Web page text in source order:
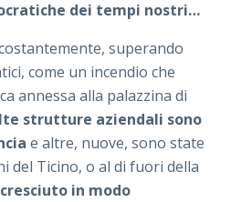
dei tempi nostri…
superando
come un incendio che
annessa alla palazzina di
strutture aziendali sono
e altre, nuove, sono state
del Ticino, o al di fuori della
in modo